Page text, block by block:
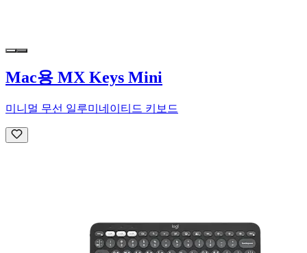
Mac용 MX Keys Mini
미니멀 무선 일루미네이티드 키보드